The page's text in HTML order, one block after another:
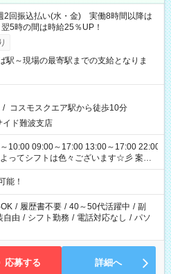
回振込払い(水・金) 実働8時間以降は
5時の間は時給25％UP！
駅～現場の最寄駅までの支給となりま
/ コスモスクエア駅から徒歩10分
イド難波支店
お仕事も...！
能！
/ 履歴書不要 / 40～50代活躍中 / 副
自由 / シフト勤務 / 電話対応なし / パソ
応募する 詳細へ